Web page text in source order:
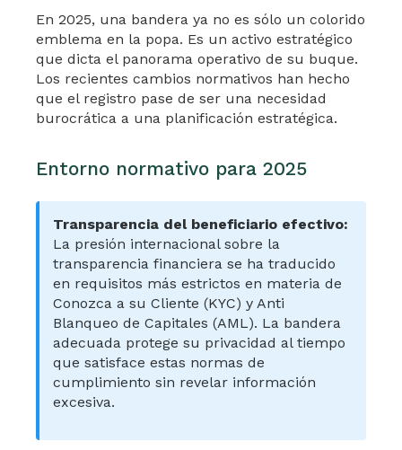
En 2025, una bandera ya no es sólo un colorido
emblema en la popa. Es un activo estratégico
que dicta el panorama operativo de su buque.
Los recientes cambios normativos han hecho
que el registro pase de ser una necesidad
burocrática a una planificación estratégica.
Entorno normativo para 2025
Transparencia del beneficiario efectivo:
La presión internacional sobre la
transparencia financiera se ha traducido
en requisitos más estrictos en materia de
Conozca a su Cliente (KYC) y Anti
Blanqueo de Capitales (AML). La bandera
adecuada protege su privacidad al tiempo
que satisface estas normas de
cumplimiento sin revelar información
excesiva.